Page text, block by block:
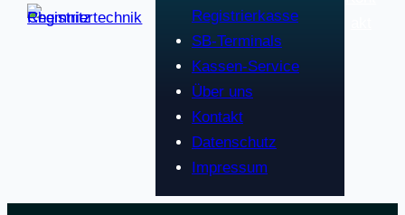
Registrierkasse
SB-Terminals
Kassen-Service
Über uns
Kontakt
Datenschutz
Impressum